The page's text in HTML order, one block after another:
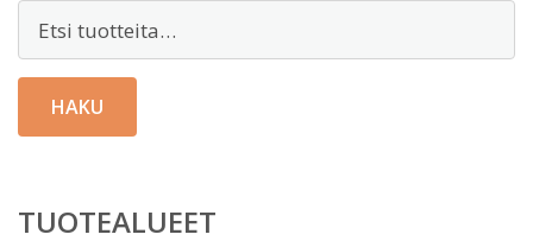
HAKU
TUOTEALUEET